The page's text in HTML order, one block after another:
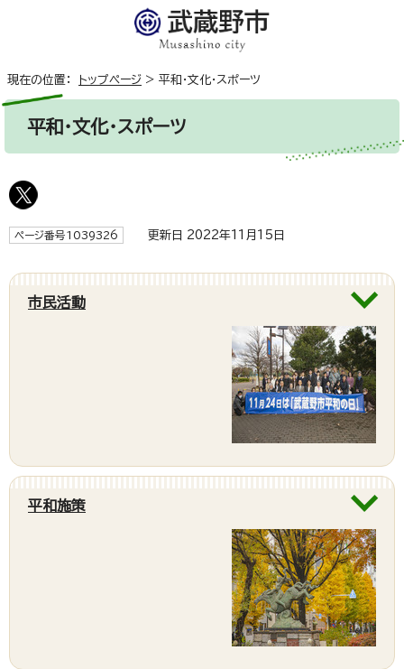
現在の位置： トップページ > 平和・文化・スポーツ
平和・文化・スポーツ
ページ番号1039326 更新日 2022年11月15日
市民活動
平和施策